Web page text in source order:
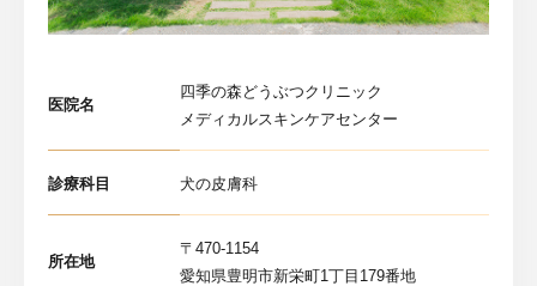
医院名
四季の森どうぶつクリニック
メディカルスキンケアセンター
診療科目 犬の皮膚科
所在地
〒470-1154
愛知県豊明市新栄町1丁目179番地